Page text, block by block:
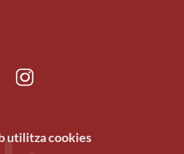
Instagram
utilitza cookies